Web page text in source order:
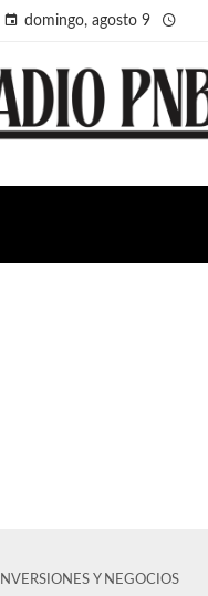
domingo, agosto 9
INVERSIONES Y NEGOCIOS